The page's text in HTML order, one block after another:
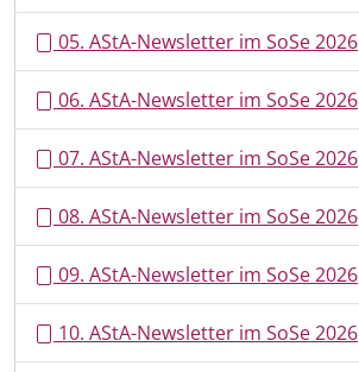
05. AStA-Newsletter im SoSe 2026
06. AStA-Newsletter im SoSe 2026
07. AStA-Newsletter im SoSe 2026
08. AStA-Newsletter im SoSe 2026
09. AStA-Newsletter im SoSe 2026
10. AStA-Newsletter im SoSe 2026